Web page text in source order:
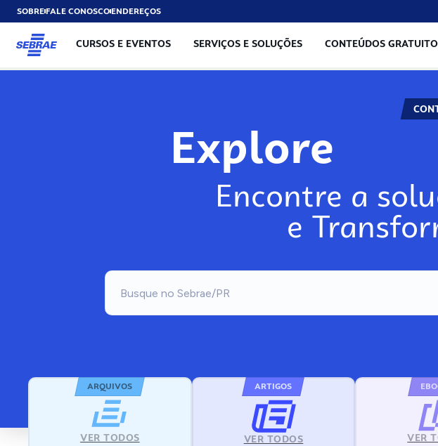
SOBREFALE CONOSCOENDEREÇOS
CURSOS E EVENTOS SERVIÇOS E SOLUÇÕES CONTEÚDOS
Explore
Encontre a
e
ARQUIVOS
VER TODOS
ARTIGOS
VER TODOS VER